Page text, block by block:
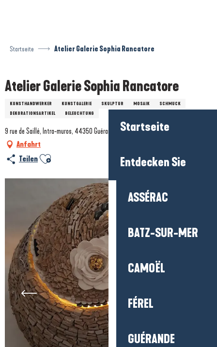
Startseite
Entdecken Sie
ASSÉRAC
BATZ-SUR-MER
CAMOËL
FÉREL
GUÉRANDE
Startseite Atelier Galerie Sophia Rancatore
Atelier Galerie Sophia Rancatore
KUNSTHANDWERKER KUNSTGALERIE SKULPTUR MOSAIK
SCHMUCK
DEKORATIONSARTIKEL
BELEUCHTUNG
9 rue de Saillé, Intra-muros, 44350 Guérande
Anfahrt
Teilen Ajouter aux favoris